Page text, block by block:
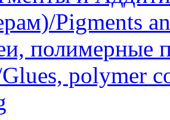
Pigments
полимерные
Glues, polymer